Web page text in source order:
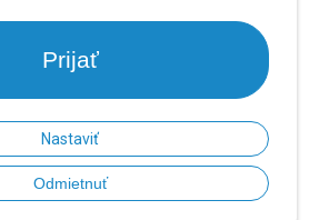
Prijať
Nastaviť
Odmietnuť
NextShop&e-shop Pohoda Connector NextCom